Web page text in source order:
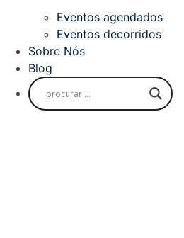
Eventos agendados
Eventos decorridos
Sobre Nós
Blog